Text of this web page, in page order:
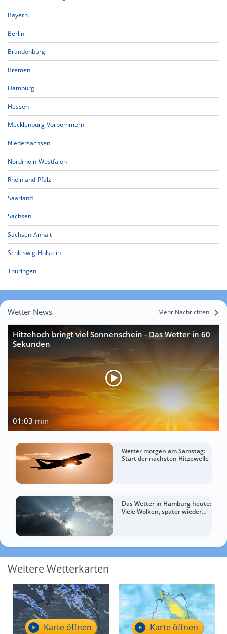
Bayern
Berlin
Brandenburg
Bremen
Hamburg
Hessen
Mecklenburg-Vorpommern
Niedersachsen
Nordrhein-Westfalen
Rheinland-Pfalz
Saarland
Sachsen
Sachsen-Anhalt
Schleswig-Holstein
Thüringen
Wetter News Mehr Nachrichten
Hitzehoch bringt viel Sonnenschein - Das Wetter in 60
Sekunden
01:03 min
Wetter morgen am Samstag:
Start der nächsten Hitzewelle
Das Wetter in Hamburg heute:
Viele Wolken, später wieder
Weitere Wetterkarten
Karte öffnen Karte öffnen